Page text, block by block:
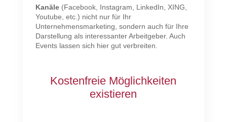
Kanäle(Facebook, Instagram, LinkedIn, XING,
Youtube, etc.) nicht nur für Ihr
Unternehmensmarketing, sondern auch für Ihre
Darstellung als interessanter Arbeitgeber. Auch
Events lassen sich hier gut verbreiten.
Kostenfreie Möglichkeiten
existieren